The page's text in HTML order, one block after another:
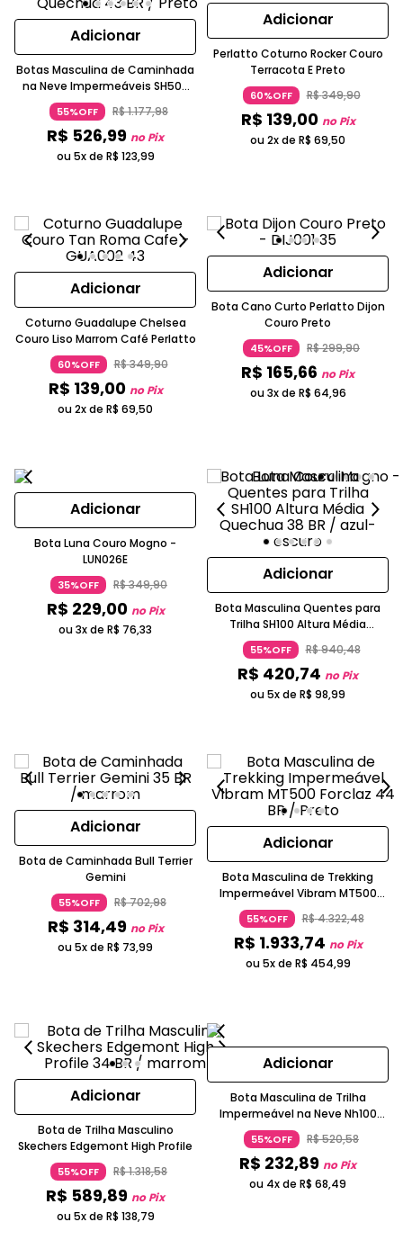
Adicionar
Botas Masculina de Caminhada
na Neve Impermeáveis SH500
Quechua
55%OFF R$1.177,98
R$ 526,99 no Pix
ou 5x de R$ 123,99
Adicionar
Perlatto Coturno Rocker Couro
Terracota E Preto
60%OFF R$349,90
R$ 139,00 no Pix
ou 2x de R$ 69,50
Adicionar
Coturno Guadalupe Chelsea
Couro Liso Marrom Café Perlatto
60%OFF R$349,90
R$ 139,00 no Pix
ou 2x de R$ 69,50
Adicionar
Bota Cano Curto Perlatto Dijon
Couro Preto
45%OFF R$299,90
R$ 165,66 no Pix
ou 3x de R$ 64,96
Adicionar
Bota Luna Couro Mogno -
LUN026E
35%OFF R$349,90
R$ 229,00 no Pix
ou 3x de R$ 76,33
Adicionar
Bota Masculina Quentes para
Trilha SH100 Altura Média
Quechua
55%OFF R$940,48
R$ 420,74 no Pix
ou 5x de R$ 98,99
Adicionar
Bota de Caminhada Bull Terrier
Gemini
55%OFF R$702,98
R$ 314,49 no Pix
ou 5x de R$ 73,99
Adicionar
Bota Masculina de Trekking
Impermeável Vibram MT500
Forclaz
55%OFF R$4.322,48
R$ 1.933,74 no Pix
ou 5x de R$ 454,99
Adicionar
Bota de Trilha Masculino
Skechers Edgemont High Profile
55%OFF R$1.318,58
R$ 589,89 no Pix
ou 5x de R$ 138,79
Adicionar
Bota Masculina de Trilha
Impermeável na Neve Nh100
Quechua
55%OFF R$520,58
R$ 232,89 no Pix
ou 4x de R$ 68,49